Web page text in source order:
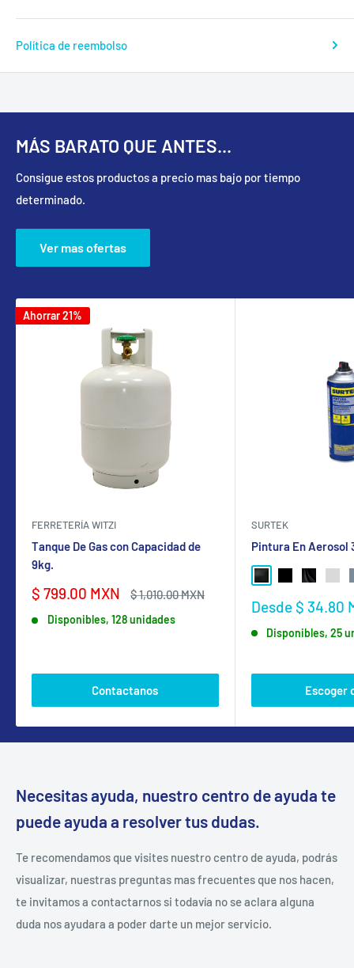
Política de reembolso
MÁS BARATO QUE ANTES...
Consigue estos productos a precio mas bajo por tiempo
determinado.
Ver mas ofertas
Ahorrar 21%
FERRETERÍA WITZI
Tanque De Gas con Capacidad de
9kg.
Precio
venta
$ 799.00 MXN
Precio
$ 1,010.00 MXN
Disponibles, 128 unidades
Contactanos
SURTEK
Pintura En Aerosol
NEGRO BRILLANTE
NEGRO MATE
NEGRO
Precio
venta
Desde $ 34.80
Disponibles, 25
Escoger
Necesitas ayuda, nuestro centro de ayuda te
puede ayuda a resolver tus dudas.
Te recomendamos que visites nuestro centro de ayuda, podrás
visualizar, nuestras preguntas mas frecuentes que nos hacen,
te invitamos a contactarnos si todavía no se aclara alguna
duda nos ayudara a poder darte un mejor servicio.